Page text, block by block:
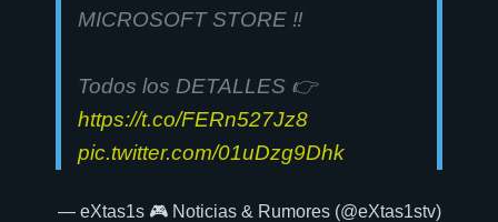
MICROSOFT STORE ‼️
Todos los DETALLES 👉
https://t.co/FERn527Jz8
pic.twitter.com/01uDzg9Dhk
— eXtas1s 🎮 Noticias & Rumores (@eXtas1stv)